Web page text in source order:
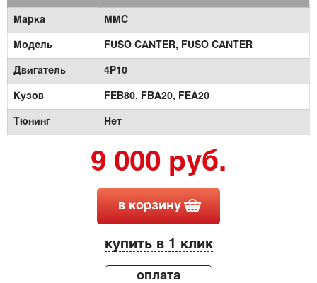
Марка MMC
Модель FUSO CANTER, FUSO CANTER
Двигатель 4P10
Кузов FEB80, FBA20, FEA20
Тюнинг Нет
9 000 руб.
в корзину
купить в 1 клик
оплата